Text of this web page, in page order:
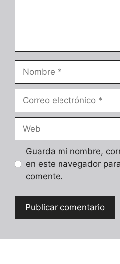
Nombre
Correo
Web
Guarda mi nombre,
en este navegador
comente.